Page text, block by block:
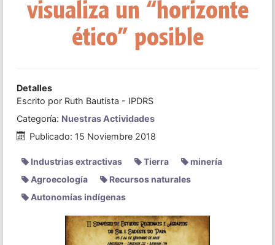
visualiza un “horizonte
ético” posible
Detalles
Escrito por Ruth Bautista - IPDRS
Categoría: Nuestras Actividades
Publicado: 15 Noviembre 2018
Industrias extractivas Tierra
minería
Agroecología
Recursos naturales
Autonomías indígenas